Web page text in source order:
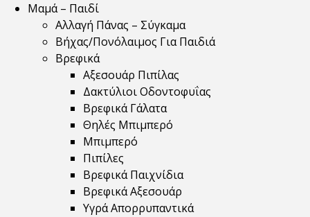
Μαμά – Παιδί
Αλλαγή Πάνας – Σύγκαμα
Βήχας/Πονόλαιμος Για Παιδιά
Βρεφικά
Αξεσουάρ Πιπίλας
Δακτύλιοι Οδοντοφυΐας
Βρεφικά Γάλατα
Θηλές Μπιμπερό
Μπιμπερό
Πιπίλες
Βρεφικά Παιχνίδια
Βρεφικά Αξεσουάρ
Υγρά Απορρυπαντικά